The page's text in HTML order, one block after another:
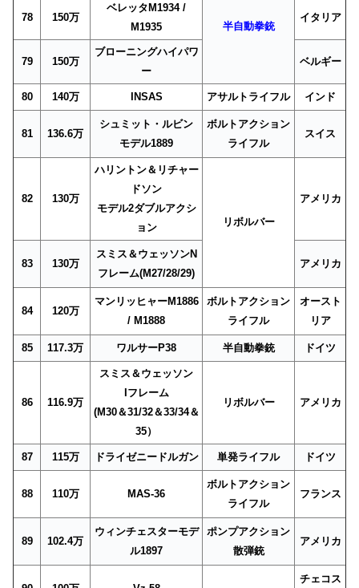
半自動拳銃
78 150万
ベレッタM1934 /
M1935
イタリア
79 150万
ブローニングハイパワ
ー
ベルギー
80 140万 INSAS アサルトライフル インド
81 136.6万
シュミット・ルビン
モデル1889
ボルトアクション
ライフル
スイス
82 130万
ハリントン＆リチャー
ドソン
モデル2ダブルアクシ
ョン
リボルバー
アメリカ
83 130万
スミス＆ウェッソンN
フレーム(M27/28/29)
アメリカ
84 120万
マンリッヒャーM1886
/ M1888
ボルトアクション
ライフル
オースト
リア
85 117.3万 ワルサーP38 半自動拳銃 ドイツ
86 116.9万
スミス＆ウェッソン
Iフレーム
(M30＆31/32＆33/34＆
35）
リボルバー アメリカ
87 115万 ドライゼニードルガン 単発ライフル ドイツ
88 110万 MAS-36
ボルトアクション
ライフル
フランス
89 102.4万
ウィンチェスターモデ
ル1897
ポンプアクション
散弾銃
アメリカ
チェコス